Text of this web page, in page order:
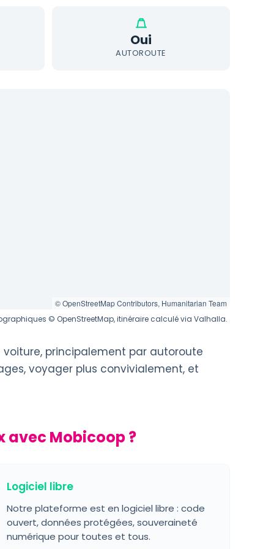
Oui
AUTOROUTE
© OpenStreetMap Contributors, Humanitarian Team
© OpenStreetMap, itinéraire calculé via Valhalla.
principalement par autoroute
voyager plus convivialement, et
Mobicoop ?
Logiciel libre
Notre plateforme est en logiciel libre : code
ouvert, données protégées, souveraineté
numérique pour toutes et tous.